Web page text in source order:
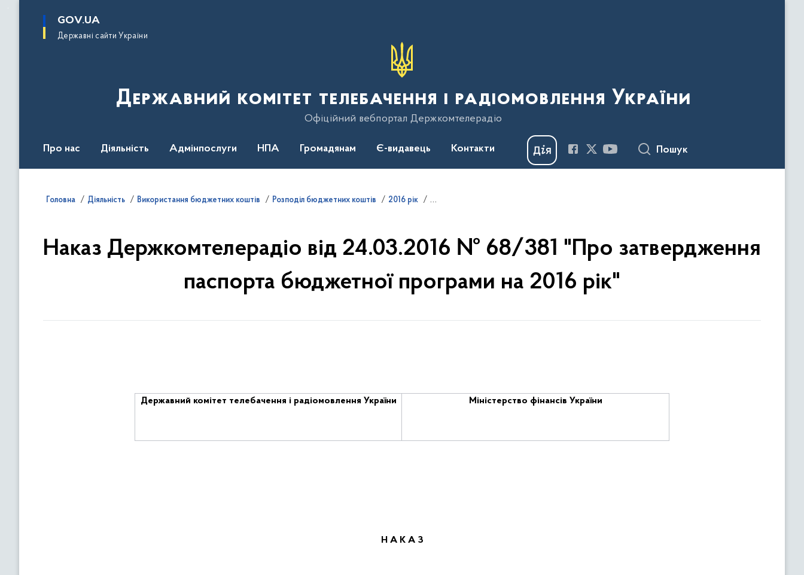
основного
GOV.UA
Державні сайти України
Державний комітет телебачення і радіомовлення України
Офіційний вебпортал Держкомтелерадіо
Про нас Діяльність Адмінпослуги НПА Громадянам Є-видавець Контакти Пошук
Головна Діяльність Використання бюджетних коштів Розподіл бюджетних коштів 2016 рік
Наказ Держкомтелерадіо від 24.03.2016 № 68/381 "Про затвердження
паспорта бюджетної програми на 2016 рік"
Державний комітет телебачення і радіомовлення України Міністерство фінансів України
Н А К А З